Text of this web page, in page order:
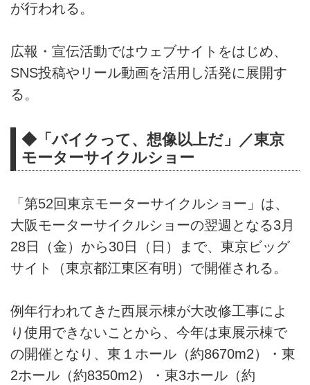
が行われる。
広報・宣伝活動ではウェブサイトをはじめ、
SNS投稿やリール動画を活用し活発に展開す
る。
◆「バイクって、想像以上だ」／東京
モーターサイクルショー
「第52回東京モーターサイクルショー」は、
大阪モーターサイクルショーの翌週となる3月
28日（金）から30日（日）まで、東京ビッグ
サイト（東京都江東区有明）で開催される。
例年行われてきた西展示棟が大改修工事によ
り使用できないことから、今年は東展示棟で
の開催となり、東１ホール（約8670m2）・東
2ホール（約8350m2）・東3ホール（約